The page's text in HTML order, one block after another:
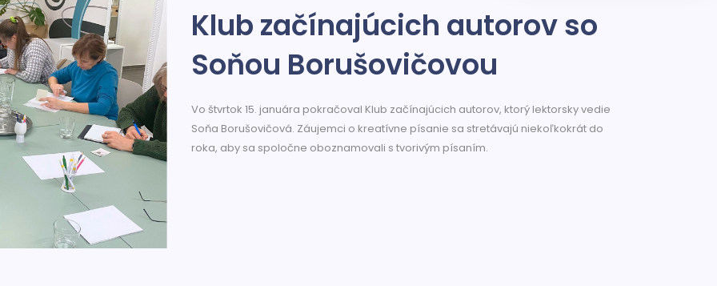
Klub začínajúcich autorov so
Soňou Borušovičovou
Vo štvrtok 15. januára pokračoval Klub začínajúcich autorov, ktorý lektorsky vedie
Soňa Borušovičová. Záujemci o kreatívne písanie sa stretávajú niekoľkokrát do
roka, aby sa spoločne oboznamovali s tvorivým písaním.